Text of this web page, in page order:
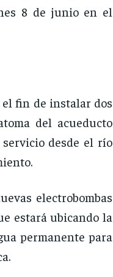
8 de junio en el
fin de instalar dos
del acueducto
desde el río
electrobombas
estará ubicando la
permanente para